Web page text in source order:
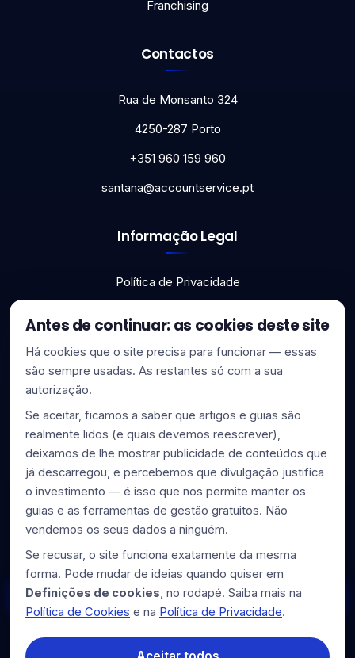
Franchising
Contactos
Rua de Monsanto 324
4250-287 Porto
+351 960 159 960
santana@accountservice.pt
Informação Legal
Política de Privacidade
Mapa do Site (Sitemap)
Newsletter
Subscreva para receber dicas de gestão e fiscalidade
diretamente no seu e-mail.
Subscrever
Antes de continuar: as cookies deste site
Há cookies que o site precisa para funcionar — essas
são sempre usadas. As restantes só com a sua
autorização.
Se aceitar, ficamos a saber que artigos e guias são
realmente lidos (e quais devemos reescrever),
deixamos de lhe mostrar publicidade de conteúdos que
já descarregou, e percebemos que divulgação justifica
o investimento — é isso que nos permite manter os
guias e as ferramentas de gestão gratuitos. Não
vendemos os seus dados a ninguém.
Se recusar, o site funciona exatamente da mesma
forma. Pode mudar de ideias quando quiser em
Definições de cookies, no rodapé. Saiba mais na
Política de Cookies e na Política de Privacidade.